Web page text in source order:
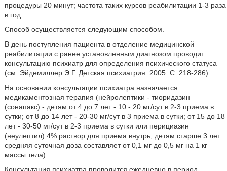
процедуры 20 минут; частота таких курсов реабилитации 1-3 раза
в год.
Способ осуществляется следующим способом.
В день поступления пациента в отделение медицинской
реабилитации с ранее установленным диагнозом проводит
консультацию психиатр для определения психического статуса
(см. Эйдемиллер Э.Г. Детская психиатрия. 2005. С. 218-286).
На основании консультации психиатра назначается
медикаментозная терапия (нейролептики - тиоридазин
(сонапакс) - детям от 4 до 7 лет - 10 - 20 мг/сут в 2-3 приема в
сутки; от 8 до 14 лет - 20-30 мг/сут в 3 приема в сутки; от 15 до 18
лет - 30-50 мг/сут в 2-3 приема в сутки или перициазин
(неулептил) 4% раствор для приема внутрь, детям старше 3 лет
средняя суточная доза составляет от 0,1 мг до 0,5 мг на 1 кг
массы тела).